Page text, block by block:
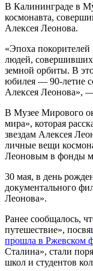
В Калининграде в
космонавта,
Алексея Леонова.
«Эпоха
людей,
земной орбиты. В
юбилея — 90-летие
Алексея Леонова», —
В Музее Мирового
мира», которая
звездам Алексея
личные вещи
Леоновым в фонды
30 мая, в день
документального
Леонова».
Ранее сообщалось,
путешествие»,
прошла в Ржевском
Сталина», стали
школ и студентов